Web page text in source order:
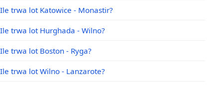
Ile trwa lot Katowice - Monastir?
Ile trwa lot Hurghada - Wilno?
Ile trwa lot Boston - Ryga?
Ile trwa lot Wilno - Lanzarote?